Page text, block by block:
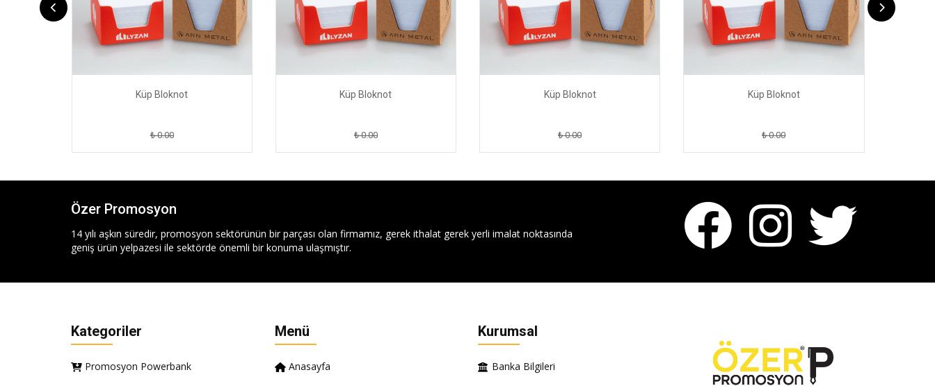
Küp Bloknot
₺ 0.00
Küp Bloknot
₺ 0.00
Küp Bloknot
₺ 0.00
Küp Bloknot
₺ 0.00
Özer Promosyon
14 yılı aşkın süredir, promosyon sektörünün bir parçası olan firmamız, gerek ithalat gerek yerli imalat noktasında
geniş ürün yelpazesi ile sektörde önemli bir konuma ulaşmıştır.
Kategoriler
Promosyon Powerbank
Menü
Anasayfa
Kurumsal
Banka Bilgileri